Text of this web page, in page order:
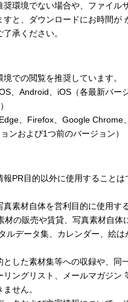
奨環境でない場合や、ファイル
すと、ダウンロードにお時間が
承ください。
での閲覧を推奨しています。
、Android、iOS（各最新バー
、Firefox、Google Chrome
ンおよび1つ前のバージョン）
報PR目的以外に使用することは
真素材自体を営利目的に使用す
材の販売や賃貸、写真素材自体
ルデータ集、カレンダー、絵は
とした素材集等への収録や、同
リングリスト、メールマガジン
せん。